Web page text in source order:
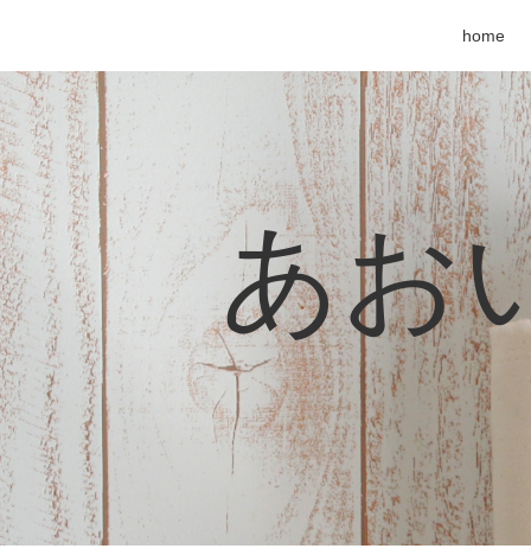
あお
home